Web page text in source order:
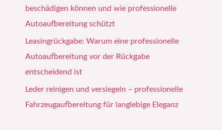
beschädigen können und wie professionelle
Autoaufbereitung schützt
Leasingrückgabe: Warum eine professionelle
Autoaufbereitung vor der Rückgabe
entscheidend ist
Leder reinigen und versiegeln – professionelle
Fahrzeugaufbereitung für langlebige Eleganz